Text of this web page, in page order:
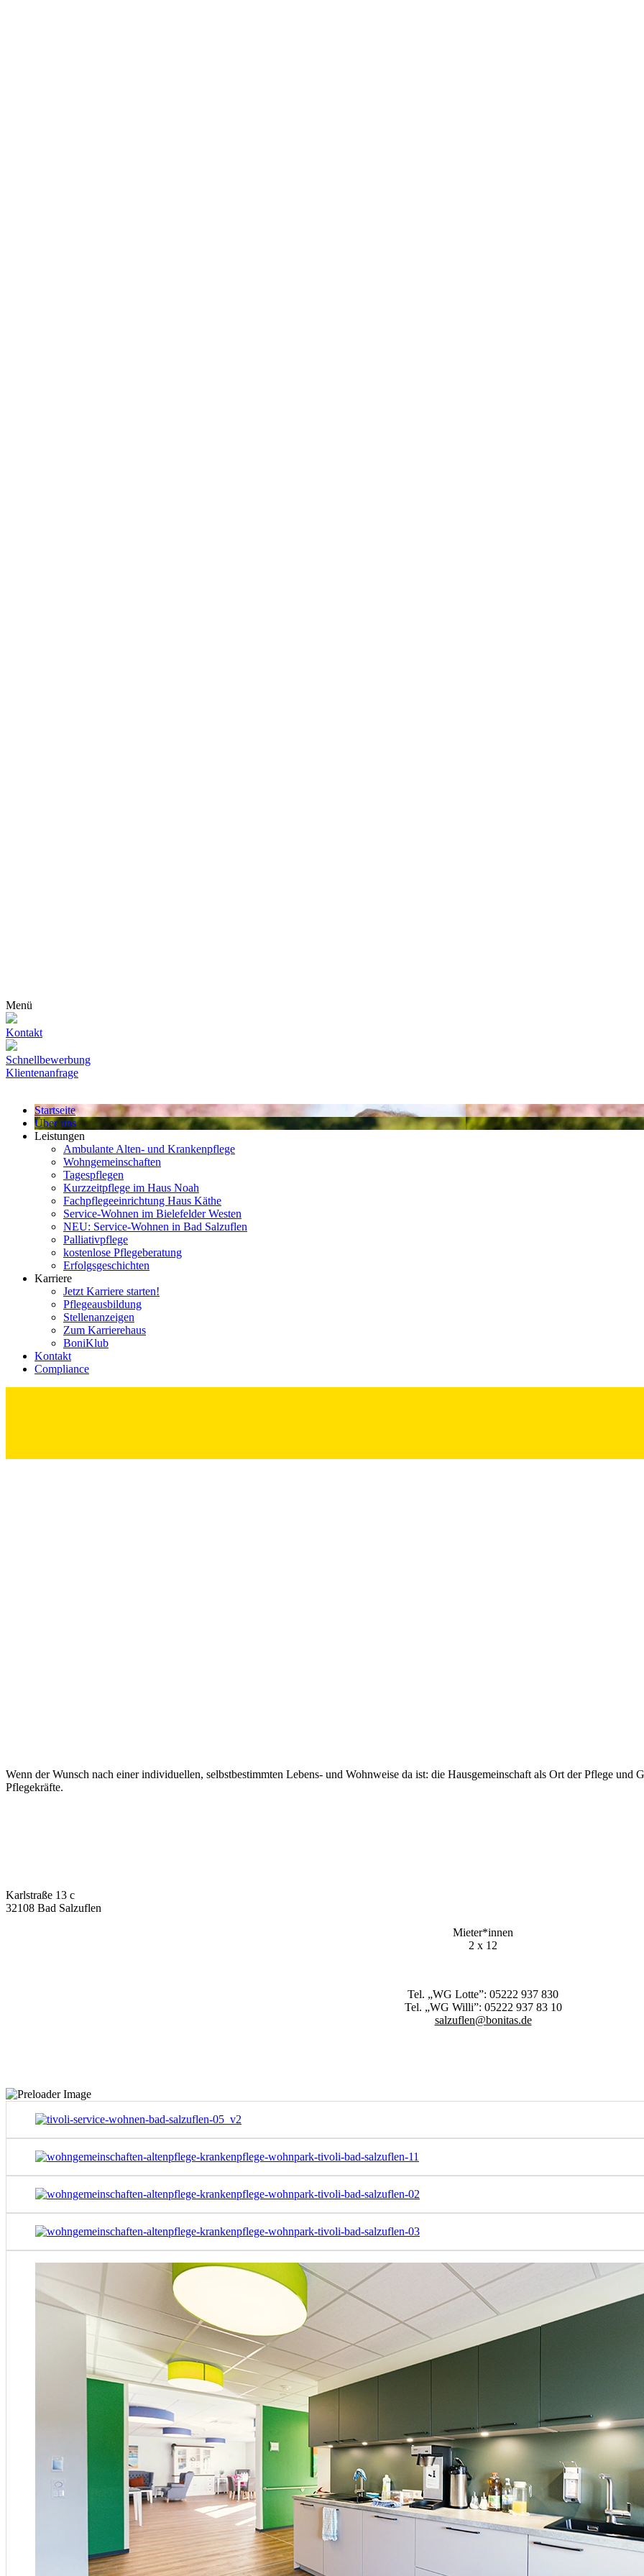
Menü
Kontakt
Schnellbewerbung
Klientenanfrage
Startseite
Über uns
Leistungen
Ambulante Alten- und Krankenpflege
Wohn­gemeinschaften
Tagespflegen
Kurzzeitpflege im Haus Noah
Fachpflegeeinrichtung Haus Käthe
Service-Wohnen im Bielefelder Westen
NEU: Service-Wohnen in Bad Salzuflen
Palliativpflege
kostenlose Pflegeberatung
Erfolgsgeschichten
Karriere
Jetzt Karriere starten!
Pflege­ausbildung
Stellenanzeigen
Zum Karrierehaus
BoniKlub
Kontakt
Compliance
Wenn der Wunsch nach einer individuellen, selbstbestimmten Lebens- und Wohnweise da ist: die Hausgemeinschaft als Ort der Pflege
Pflegekräfte.
Karlstraße 13 c
32108 Bad Salzuflen
Mieter*innen
2 x 12
Tel. „WG Lotte”: 05222 937 830
Tel. „WG Willi”: 05222 937 83 10
salzuflen@bonitas.de